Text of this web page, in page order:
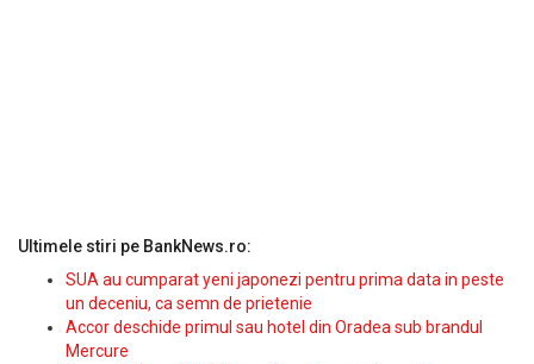
Ultimele stiri pe BankNews.ro:
SUA au cumparat yeni japonezi pentru prima data in peste
un deceniu, ca semn de prietenie
Accor deschide primul sau hotel din Oradea sub brandul
Mercure